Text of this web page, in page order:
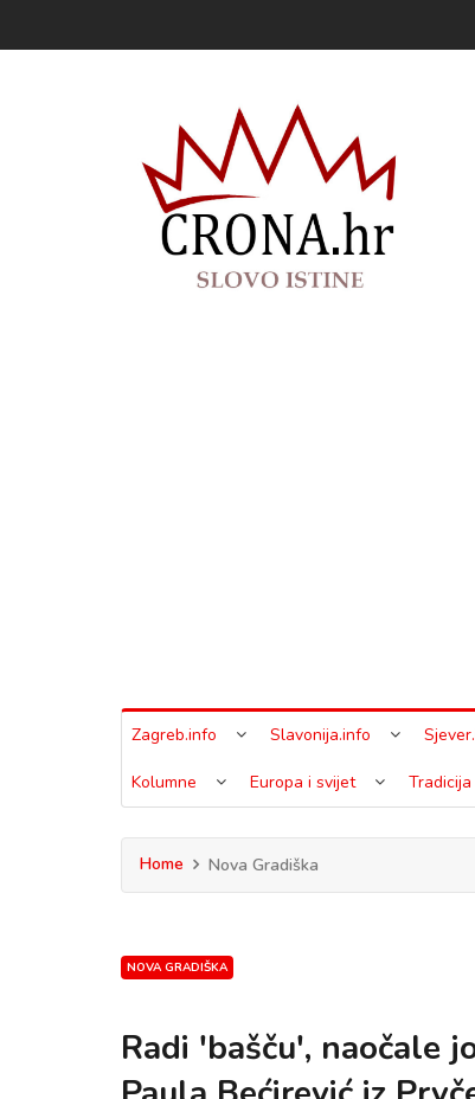
Zagreb.info Slavonija.info
Kolumne Europa i svijet Tradicija
Home Nova Gradiška
NOVA GRADIŠKA
Radi 'bašču', naočale